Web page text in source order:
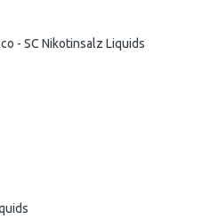
- SC Nikotinsalz Liquids